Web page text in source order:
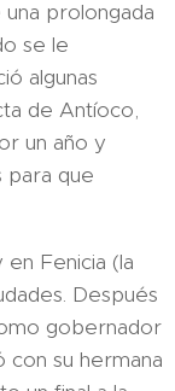
prolongada
se le
algunas
de Antíoco,
un año y
para que
Fenicia (la
Después
gobernador
con su hermana